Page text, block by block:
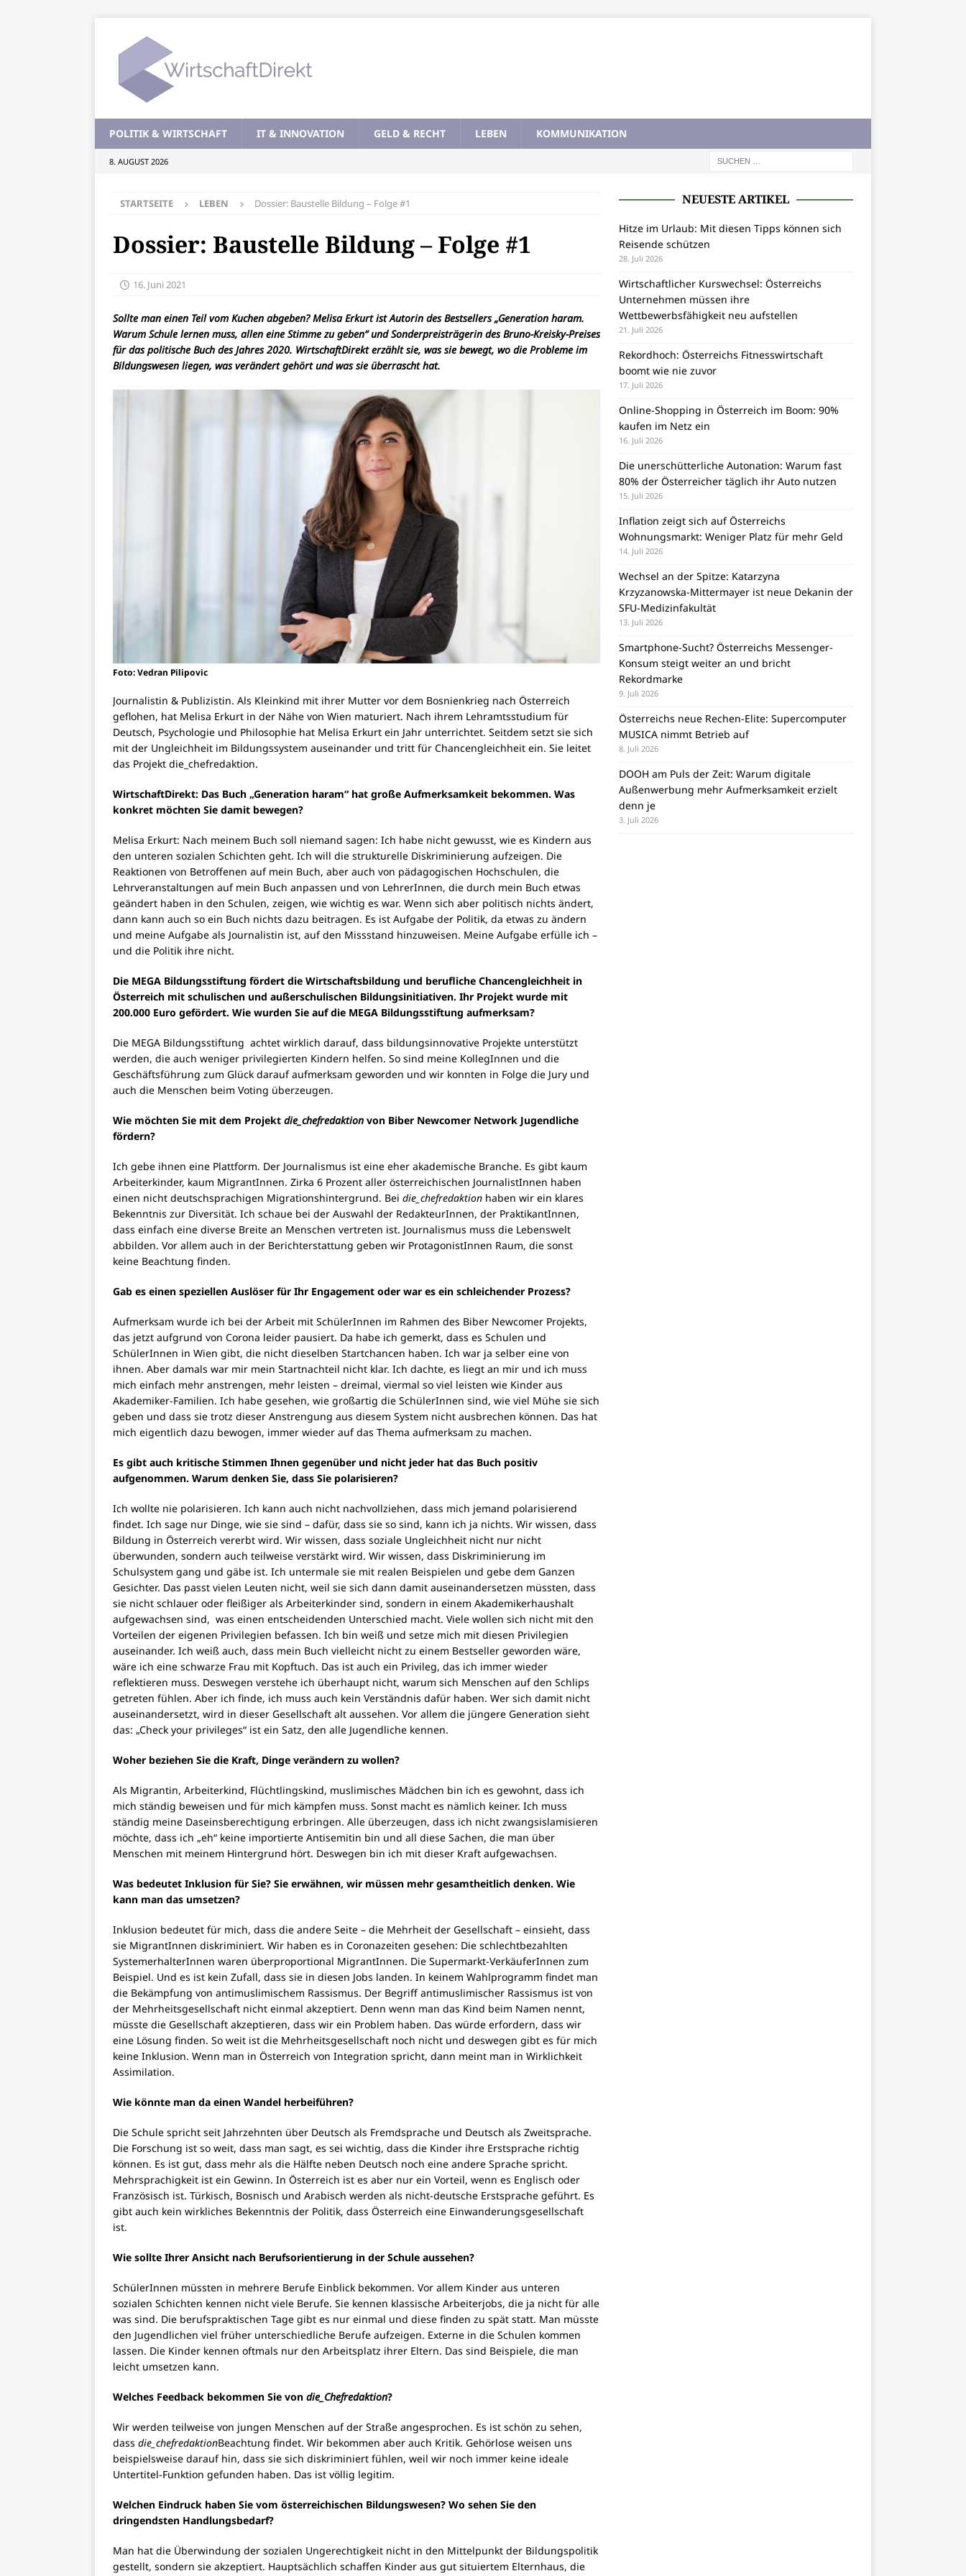
POLITIK & WIRTSCHAFT IT & INNOVATION GELD & RECHT LEBEN KOMMUNIKATION
8. AUGUST 2026
STARTSEITE LEBEN Dossier: Baustelle Bildung – Folge #1
Dossier: Baustelle Bildung – Folge #1
16. Juni 2021
Sollte man einen Teil vom Kuchen abgeben? Melisa Erkurt ist Autorin des Bestsellers „Generation haram.
Warum Schule lernen muss, allen eine Stimme zu geben“ und Sonderpreisträgerin des Bruno-Kreisky-Preises
für das politische Buch des Jahres 2020. WirtschaftDirekt erzählt sie, was sie bewegt, wo die Probleme im
Bildungswesen liegen, was verändert gehört und was sie überrascht hat.
Foto: Vedran Pilipovic
Journalistin & Publizistin. Als Kleinkind mit ihrer Mutter vor dem Bosnienkrieg nach Österreich
geflohen, hat Melisa Erkurt in der Nähe von Wien maturiert. Nach ihrem Lehramtsstudium für
Deutsch, Psychologie und Philosophie hat Melisa Erkurt ein Jahr unterrichtet. Seitdem setzt sie sich
mit der Ungleichheit im Bildungssystem auseinander und tritt für Chancengleichheit ein. Sie leitet
das Projekt die_chefredaktion.
WirtschaftDirekt: Das Buch „Generation haram“ hat große Aufmerksamkeit bekommen. Was
konkret möchten Sie damit bewegen?
Melisa Erkurt: Nach meinem Buch soll niemand sagen: Ich habe nicht gewusst, wie es Kindern aus
den unteren sozialen Schichten geht. Ich will die strukturelle Diskriminierung aufzeigen. Die
Reaktionen von Betroffenen auf mein Buch, aber auch von pädagogischen Hochschulen, die
Lehrveranstaltungen auf mein Buch anpassen und von LehrerInnen, die durch mein Buch etwas
geändert haben in den Schulen, zeigen, wie wichtig es war. Wenn sich aber politisch nichts ändert,
dann kann auch so ein Buch nichts dazu beitragen. Es ist Aufgabe der Politik, da etwas zu ändern
und meine Aufgabe als Journalistin ist, auf den Missstand hinzuweisen. Meine Aufgabe erfülle ich –
und die Politik ihre nicht.
Die MEGA Bildungsstiftung fördert die Wirtschaftsbildung und berufliche Chancengleichheit in
Österreich mit schulischen und außerschulischen Bildungsinitiativen. Ihr Projekt wurde mit
200.000 Euro gefördert. Wie wurden Sie auf die MEGA Bildungsstiftung aufmerksam?
Die MEGA Bildungsstiftung achtet wirklich darauf, dass bildungsinnovative Projekte unterstützt
werden, die auch weniger privilegierten Kindern helfen. So sind meine KollegInnen und die
Geschäftsführung zum Glück darauf aufmerksam geworden und wir konnten in Folge die Jury und
auch die Menschen beim Voting überzeugen.
Wie möchten Sie mit dem Projekt die_chefredaktion von Biber Newcomer Network Jugendliche
fördern?
Ich gebe ihnen eine Plattform. Der Journalismus ist eine eher akademische Branche. Es gibt kaum
Arbeiterkinder, kaum MigrantInnen. Zirka 6 Prozent aller österreichischen JournalistInnen haben
einen nicht deutschsprachigen Migrationshintergrund. Bei die_chefredaktion haben wir ein klares
Bekenntnis zur Diversität. Ich schaue bei der Auswahl der RedakteurInnen, der PraktikantInnen,
dass einfach eine diverse Breite an Menschen vertreten ist. Journalismus muss die Lebenswelt
abbilden. Vor allem auch in der Berichterstattung geben wir ProtagonistInnen Raum, die sonst
keine Beachtung finden.
Gab es einen speziellen Auslöser für Ihr Engagement oder war es ein schleichender Prozess?
Aufmerksam wurde ich bei der Arbeit mit SchülerInnen im Rahmen des Biber Newcomer Projekts,
das jetzt aufgrund von Corona leider pausiert. Da habe ich gemerkt, dass es Schulen und
SchülerInnen in Wien gibt, die nicht dieselben Startchancen haben. Ich war ja selber eine von
ihnen. Aber damals war mir mein Startnachteil nicht klar. Ich dachte, es liegt an mir und ich muss
mich einfach mehr anstrengen, mehr leisten – dreimal, viermal so viel leisten wie Kinder aus
Akademiker-Familien. Ich habe gesehen, wie großartig die SchülerInnen sind, wie viel Mühe sie sich
geben und dass sie trotz dieser Anstrengung aus diesem System nicht ausbrechen können. Das hat
mich eigentlich dazu bewogen, immer wieder auf das Thema aufmerksam zu machen.
Es gibt auch kritische Stimmen Ihnen gegenüber und nicht jeder hat das Buch positiv
aufgenommen. Warum denken Sie, dass Sie polarisieren?
Ich wollte nie polarisieren. Ich kann auch nicht nachvollziehen, dass mich jemand polarisierend
findet. Ich sage nur Dinge, wie sie sind – dafür, dass sie so sind, kann ich ja nichts. Wir wissen, dass
Bildung in Österreich vererbt wird. Wir wissen, dass soziale Ungleichheit nicht nur nicht
überwunden, sondern auch teilweise verstärkt wird. Wir wissen, dass Diskriminierung im
Schulsystem gang und gäbe ist. Ich untermale sie mit realen Beispielen und gebe dem Ganzen
Gesichter. Das passt vielen Leuten nicht, weil sie sich dann damit auseinandersetzen müssten, dass
sie nicht schlauer oder fleißiger als Arbeiterkinder sind, sondern in einem Akademikerhaushalt
aufgewachsen sind, was einen entscheidenden Unterschied macht. Viele wollen sich nicht mit den
Vorteilen der eigenen Privilegien befassen. Ich bin weiß und setze mich mit diesen Privilegien
auseinander. Ich weiß auch, dass mein Buch vielleicht nicht zu einem Bestseller geworden wäre,
wäre ich eine schwarze Frau mit Kopftuch. Das ist auch ein Privileg, das ich immer wieder
reflektieren muss. Deswegen verstehe ich überhaupt nicht, warum sich Menschen auf den Schlips
getreten fühlen. Aber ich finde, ich muss auch kein Verständnis dafür haben. Wer sich damit nicht
auseinandersetzt, wird in dieser Gesellschaft alt aussehen. Vor allem die jüngere Generation sieht
das: „Check your privileges“ ist ein Satz, den alle Jugendliche kennen.
Woher beziehen Sie die Kraft, Dinge verändern zu wollen?
Als Migrantin, Arbeiterkind, Flüchtlingskind, muslimisches Mädchen bin ich es gewohnt, dass ich
mich ständig beweisen und für mich kämpfen muss. Sonst macht es nämlich keiner. Ich muss
ständig meine Daseinsberechtigung erbringen. Alle überzeugen, dass ich nicht zwangsislamisieren
möchte, dass ich „eh“ keine importierte Antisemitin bin und all diese Sachen, die man über
Menschen mit meinem Hintergrund hört. Deswegen bin ich mit dieser Kraft aufgewachsen.
Was bedeutet Inklusion für Sie? Sie erwähnen, wir müssen mehr gesamtheitlich denken. Wie
kann man das umsetzen?
Inklusion bedeutet für mich, dass die andere Seite – die Mehrheit der Gesellschaft – einsieht, dass
sie MigrantInnen diskriminiert. Wir haben es in Coronazeiten gesehen: Die schlechtbezahlten
SystemerhalterInnen waren überproportional MigrantInnen. Die Supermarkt-VerkäuferInnen zum
Beispiel. Und es ist kein Zufall, dass sie in diesen Jobs landen. In keinem Wahlprogramm findet man
die Bekämpfung von antimuslimischem Rassismus. Der Begriff antimuslimischer Rassismus ist von
der Mehrheitsgesellschaft nicht einmal akzeptiert. Denn wenn man das Kind beim Namen nennt,
müsste die Gesellschaft akzeptieren, dass wir ein Problem haben. Das würde erfordern, dass wir
eine Lösung finden. So weit ist die Mehrheitsgesellschaft noch nicht und deswegen gibt es für mich
keine Inklusion. Wenn man in Österreich von Integration spricht, dann meint man in Wirklichkeit
Assimilation.
Wie könnte man da einen Wandel herbeiführen?
Die Schule spricht seit Jahrzehnten über Deutsch als Fremdsprache und Deutsch als Zweitsprache.
Die Forschung ist so weit, dass man sagt, es sei wichtig, dass die Kinder ihre Erstsprache richtig
können. Es ist gut, dass mehr als die Hälfte neben Deutsch noch eine andere Sprache spricht.
Mehrsprachigkeit ist ein Gewinn. In Österreich ist es aber nur ein Vorteil, wenn es Englisch oder
Französisch ist. Türkisch, Bosnisch und Arabisch werden als nicht-deutsche Erstsprache geführt. Es
gibt auch kein wirkliches Bekenntnis der Politik, dass Österreich eine Einwanderungsgesellschaft
ist.
Wie sollte Ihrer Ansicht nach Berufsorientierung in der Schule aussehen?
SchülerInnen müssten in mehrere Berufe Einblick bekommen. Vor allem Kinder aus unteren
sozialen Schichten kennen nicht viele Berufe. Sie kennen klassische Arbeiterjobs, die ja nicht für alle
was sind. Die berufspraktischen Tage gibt es nur einmal und diese finden zu spät statt. Man müsste
den Jugendlichen viel früher unterschiedliche Berufe aufzeigen. Externe in die Schulen kommen
lassen. Die Kinder kennen oftmals nur den Arbeitsplatz ihrer Eltern. Das sind Beispiele, die man
leicht umsetzen kann.
Welches Feedback bekommen Sie von die_Chefredaktion?
Wir werden teilweise von jungen Menschen auf der Straße angesprochen. Es ist schön zu sehen,
dass die_chefredaktionBeachtung findet. Wir bekommen aber auch Kritik. Gehörlose weisen uns
beispielsweise darauf hin, dass sie sich diskriminiert fühlen, weil wir noch immer keine ideale
Untertitel-Funktion gefunden haben. Das ist völlig legitim.
Welchen Eindruck haben Sie vom österreichischen Bildungswesen? Wo sehen Sie den
dringendsten Handlungsbedarf?
Man hat die Überwindung der sozialen Ungerechtigkeit nicht in den Mittelpunkt der Bildungspolitik
gestellt, sondern sie akzeptiert. Hauptsächlich schaffen Kinder aus gut situiertem Elternhaus, die
NEUESTE ARTIKEL
Hitze im Urlaub: Mit diesen Tipps können sich
Reisende schützen
28. Juli 2026
Wirtschaftlicher Kurswechsel: Österreichs
Unternehmen müssen ihre
Wettbewerbsfähigkeit neu aufstellen
21. Juli 2026
Rekordhoch: Österreichs Fitnesswirtschaft
boomt wie nie zuvor
17. Juli 2026
Online-Shopping in Österreich im Boom: 90%
kaufen im Netz ein
16. Juli 2026
Die unerschütterliche Autonation: Warum fast
80% der Österreicher täglich ihr Auto nutzen
15. Juli 2026
Inflation zeigt sich auf Österreichs
Wohnungsmarkt: Weniger Platz für mehr Geld
14. Juli 2026
Wechsel an der Spitze: Katarzyna
Krzyzanowska-Mittermayer ist neue Dekanin der
SFU-Medizinfakultät
13. Juli 2026
Smartphone-Sucht? Österreichs Messenger-
Konsum steigt weiter an und bricht
Rekordmarke
9. Juli 2026
Österreichs neue Rechen-Elite: Supercomputer
MUSICA nimmt Betrieb auf
8. Juli 2026
DOOH am Puls der Zeit: Warum digitale
Außenwerbung mehr Aufmerksamkeit erzielt
denn je
3. Juli 2026